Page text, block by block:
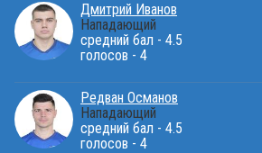
Дмитрий Иванов
Нападающий
средний бал - 4.5
голосов - 4
Редван Османов
Нападающий
средний бал - 4.5
голосов - 4